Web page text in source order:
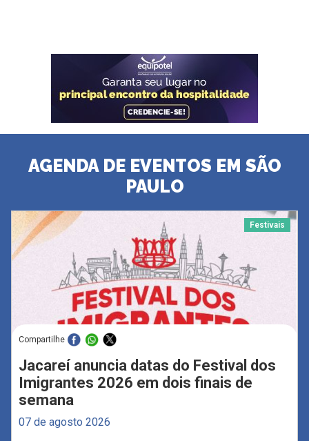
AGENDA DE EVENTOS EM SÃO
PAULO
Festivais
Compartilhe
Jacareí anuncia datas do Festival dos
Imigrantes 2026 em dois finais de
semana
07 de agosto 2026